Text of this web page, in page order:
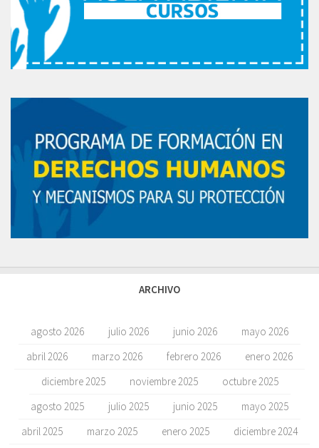
ARCHIVO
agosto 2026 julio 2026 junio 2026
mayo 2026
abril 2026
marzo 2026 febrero 2026
enero 2026
diciembre 2025
noviembre 2025
octubre 2025
agosto 2025
julio 2025 junio 2025
mayo 2025
abril 2025
marzo 2025 enero 2025
diciembre 2024